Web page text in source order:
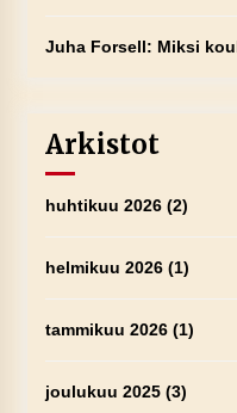
Juha Forsell: Miksi
Arkistot
huhtikuu 2026(2)
helmikuu 2026(1)
tammikuu 2026(1)
joulukuu 2025(3)